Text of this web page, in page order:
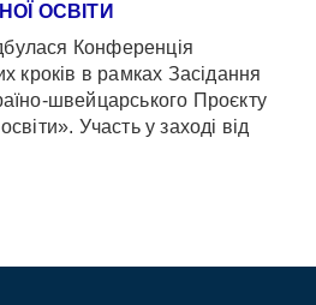
ОСВІТИ
Конференція
кроків в рамках Засідання
швейцарського Проєкту
Участь у заході від